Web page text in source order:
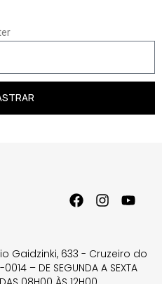
Gaidzinki, 633 - Cruzeiro do
– DE SEGUNDA A SEXTA